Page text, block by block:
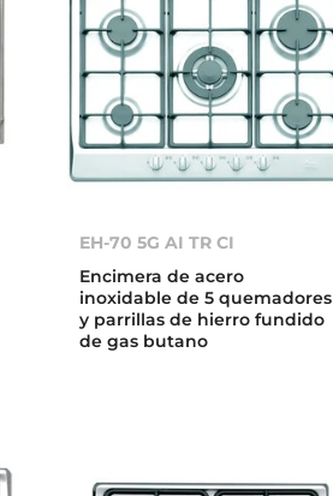
EH-70 5G AI TR CI
Encimera de acero
inoxidable de 5 quemadores
y parrillas de hierro fundido
de gas butano